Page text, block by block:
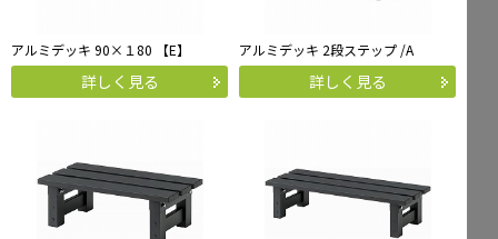
アルミデッキ 90×１80 【E】
詳しく見る
アルミデッキ 2段ステップ /A
詳しく見る